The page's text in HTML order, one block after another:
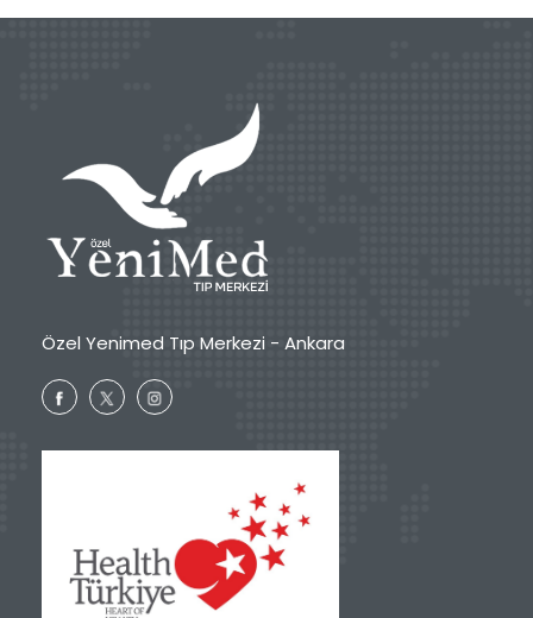
Özel Yenimed Tıp Merkezi - Ankara